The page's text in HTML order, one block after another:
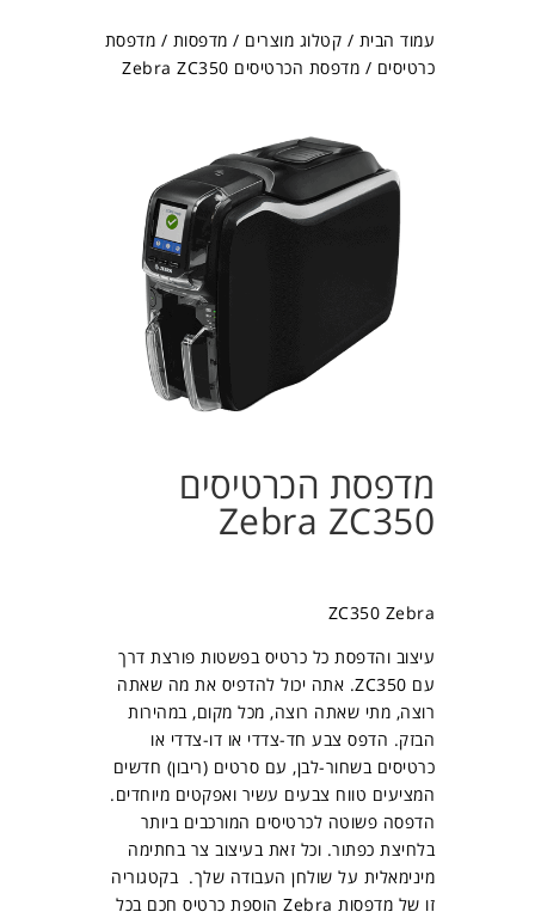
עמוד הבית / קטלוג מוצרים / מדפסות / מדפסת
כרטיסים / מדפסת הכרטיסים Zebra ZC350
מדפסת הכרטיסים
Zebra ZC350
ZC350 Zebra
עיצוב והדפסת כל כרטיס בפשטות פורצת דרך
עם ZC350. אתה יכול להדפיס את מה שאתה
רוצה, מתי שאתה רוצה, מכל מקום, במהירות
הבזק. הדפס צבע חד-צדדי או דו-צדדי או
כרטיסים בשחור-לבן, עם סרטים (ריבון) חדשים
המציעים טווח צבעים עשיר ואפקטים מיוחדים.
הדפסה פשוטה לכרטיסים המורכבים ביותר
בלחיצת כפתור. וכל זאת בעיצוב צר בחתימה
מינימאלית על שולחן העבודה שלך. בקטגוריה
זו של מדפסות Zebra הוספת כרטיס חכם בכל